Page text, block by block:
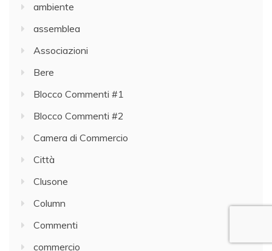
ambiente
assemblea
Associazioni
Bere
Blocco Commenti #1
Blocco Commenti #2
Camera di Commercio
Città
Clusone
Column
Commenti
commercio